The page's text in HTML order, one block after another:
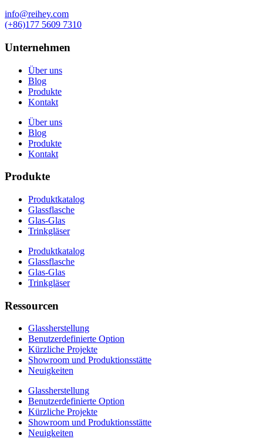
info@reihey.com
(+86)177 5609 7310
Unternehmen
Über uns
Blog
Produkte
Kontakt
Über uns
Blog
Produkte
Kontakt
Produkte
Produktkatalog
Glassflasche
Glas-Glas
Trinkgläser
Produktkatalog
Glassflasche
Glas-Glas
Trinkgläser
Ressourcen
Glassherstellung
Benutzerdefinierte Option
Kürzliche Projekte
Showroom und Produktionsstätte
Neuigkeiten
Glassherstellung
Benutzerdefinierte Option
Kürzliche Projekte
Showroom und Produktionsstätte
Neuigkeiten